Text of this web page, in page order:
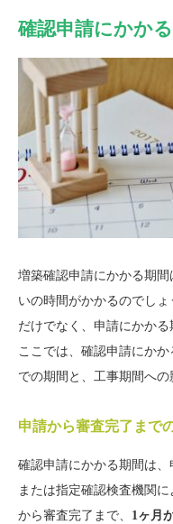
確認申請にかか
増築確認申請にかかる期
いの時間がかかるのでし
だけでなく、申請にかかる
ここでは、確認申請にか
での期間と、工事期間への
申請から審査完了まで
確認申請にかかる期間は
または指定確認検査機関
から審査完了まで、 1ヶ月